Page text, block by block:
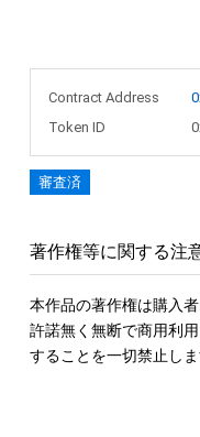
Contract Address
Token ID
審査済
著作権等に関する注
本作品の著作権は購入者
許諾無く無断で商用利用
することを一切禁止しま